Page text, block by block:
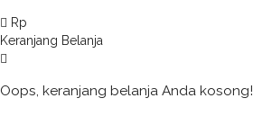
Rp
Keranjang Belanja
Oops, keranjang belanja Anda kosong!